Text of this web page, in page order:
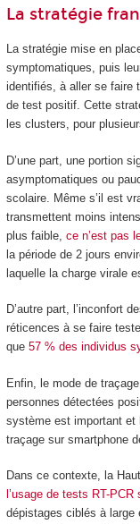
La stratégie
La stratégie mise en
symptomatiques, puis
identifiés, à aller se faire
de test positif. Cette
les clusters, pour
D’une part, une portion
asymptomatiques ou
scolaire. Même s’il est
transmettent moins
plus faible, ce n’est pas
la période de 2 jours
laquelle la charge virale
D’autre part, l’inconfort
réticences à se faire
que 57 % des individus
Enfin, le mode de
personnes détectées
système est important et
traçage sur smartphone
Dans ce contexte, la
l’usage de tests RT-
dépistages ciblés à large